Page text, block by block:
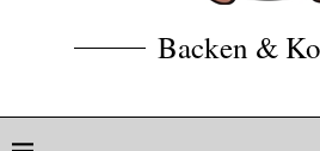
Backen &